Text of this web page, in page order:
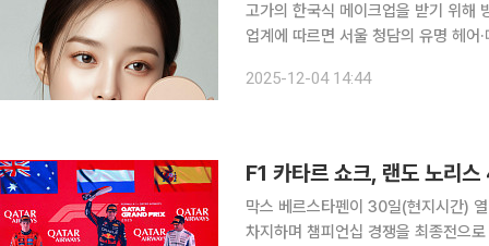
고가의 한국식 메이크업을 받기 위해 방
업계에 따르면 서울 청담의 유명 헤어
2025-12-04 14:44
F1 카타르 쇼크, 랜도 노리
막스 베르스타펜이 30일(현지시간)
차지하며 챔피언십 경쟁을 최종전으로 끌고 갔다. 레드불 소속인 베르스